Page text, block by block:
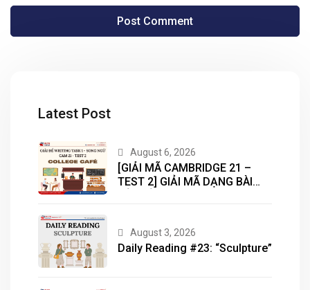
Latest Post
August 6, 2026
[GIẢI MÃ CAMBRIDGE 21 –
TEST 2] GIẢI MÃ DẠNG BÀI
August 3, 2026
Daily Reading #23: “Sculpture”